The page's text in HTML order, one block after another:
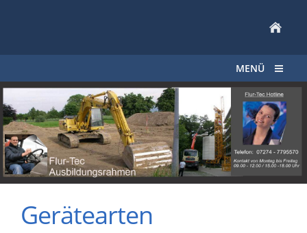
MENÜ
Gerätearten